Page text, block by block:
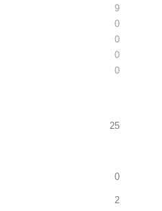
9
0
0
0
0
25
0
2